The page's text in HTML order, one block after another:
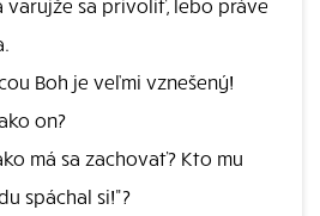
varujže sa privoliť, lebo práve
Boh je veľmi vznešený!
on?
má sa zachovať? Kto mu
spáchal si!"?